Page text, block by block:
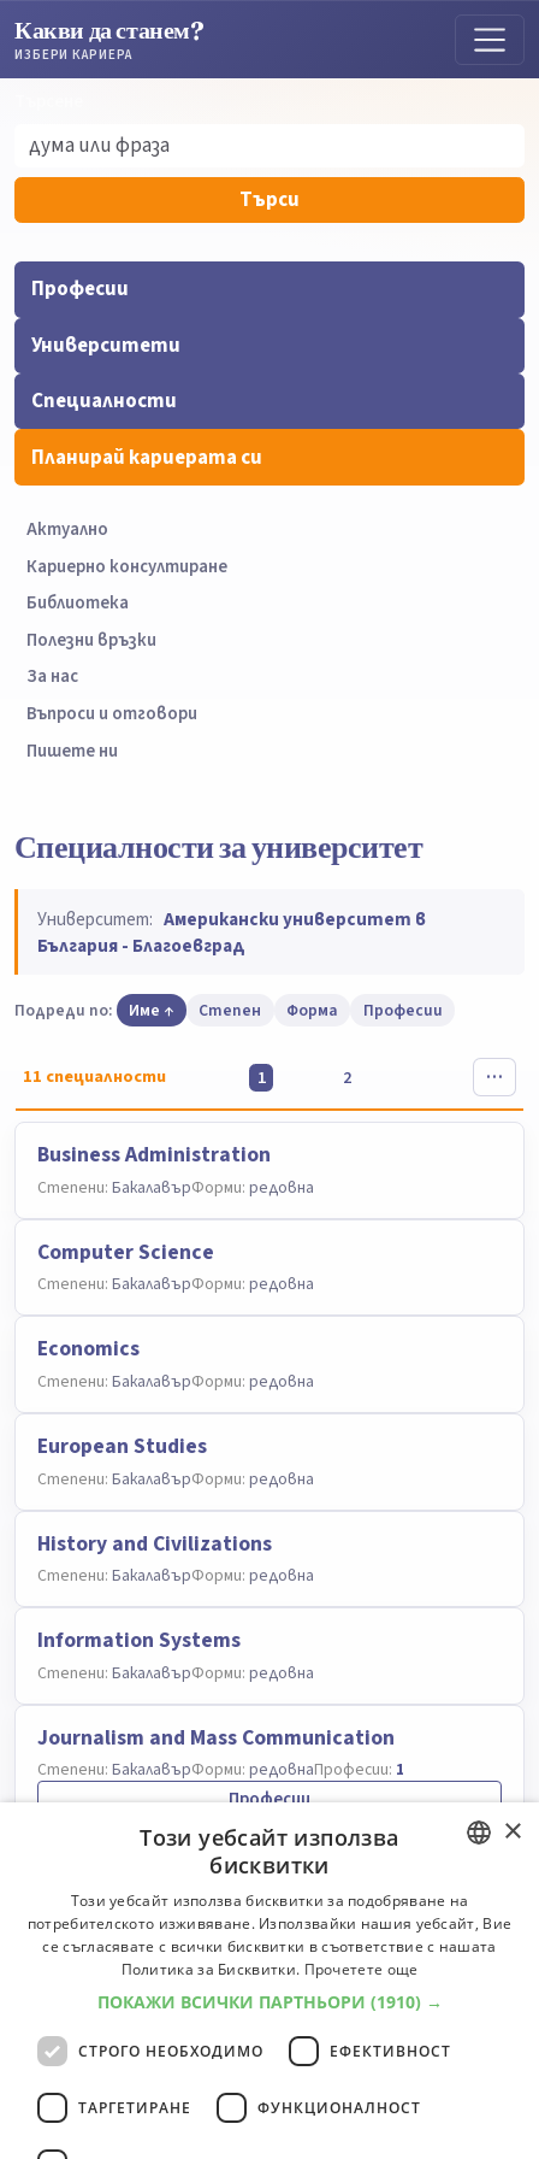
Какви да станем?
ИЗБЕРИ КАРИЕРА
Търси
Професии
Университети
Специалности
Планирай кариерата си
Актуално
Кариерно консултиране
Библиотека
Полезни връзки
За нас
Въпроси и отговори
Пишете ни
Специалности за университет
Университет: Американски университет в
България - Благоевград
Подреди по: Име Степен Форма Професии
11 специалности 1 2
Business Administration
Степени: БакалавърФорми: редовна
Computer Science
Степени: БакалавърФорми: редовна
Economics
Степени: БакалавърФорми: редовна
European Studies
Степени: БакалавърФорми: редовна
History and Civilizations
Степени: БакалавърФорми: редовна
Information Systems
Степени: БакалавърФорми: редовна
Journalism and Mass Communication
Степени: БакалавърФорми: редовнаПрофесии: 1
Професии
Степени: БакалавърФорми: редовна
Mathematics
Степени:БакалавърФорми:редовна
Political Science and International Relations
Степени:Бакалавър Форми:редовна
BULGARIAN
ENGLISH
×
Този уебсайт използва
бисквитки
Този уебсайт използва бисквитки за подобряване на
потребителското изживяване. Използвайки нашия уебсайт, Вие
се съгласявате с всички бисквитки в съответствие с нашата
Политика за Бисквитки. Прочетете още
ПОКАЖИ ВСИЧКИ ПАРТНЬОРИ (1910) →
СТРОГО НЕОБХОДИМО ЕФЕКТИВНОСТ
ТАРГЕТИРАНЕ ФУНКЦИОНАЛНОСТ